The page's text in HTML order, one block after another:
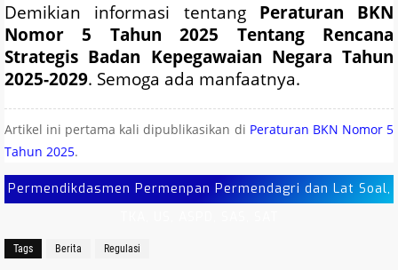
Demikian informasi tentang Peraturan BKN
Nomor 5 Tahun 2025 Tentang Rencana
Strategis Badan Kepegawaian Negara Tahun
2025-2029. Semoga ada manfaatnya.
Artikel ini pertama kali dipublikasikan di Peraturan BKN Nomor 5
Tahun 2025.
Permendikdasmen Permenpan Permendagri dan Lat Soal,
Tags Berita Regulasi